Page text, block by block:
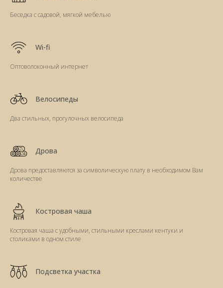
Беседка с садовой, мягкой мебелью
Wi-fi
Оптоволоконный интернет
Велосипеды
Два стильных, прогулочных велосипеда
Дрова
Дрова предоставляются за символическую плату в необходимом Вам
количестве
Костровая чаша
Костровая чаша с удобными, стильными креслами кентуки и
столиками в одном стиле
Подсветка участка